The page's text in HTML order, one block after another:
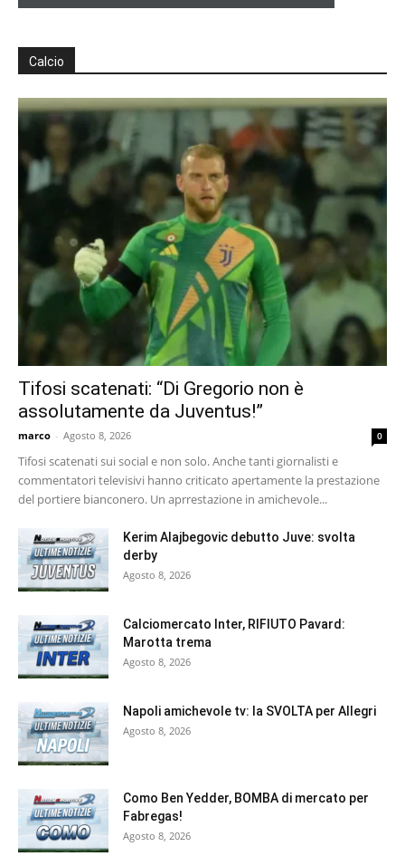
Calcio
Tifosi scatenati: “Di Gregorio non è
assolutamente da Juventus!”
marco - Agosto 8, 2026 0
Tifosi scatenati sui social e non solo. Anche tanti giornalisti e
commentatori televisivi hanno criticato apertamente la prestazione
del portiere bianconero. Un aprrestazione in amichevole...
Kerim Alajbegovic debutto Juve: svolta
derby
Agosto 8, 2026
Calciomercato Inter, RIFIUTO Pavard:
Marotta trema
Agosto 8, 2026
Napoli amichevole tv: la SVOLTA per Allegri
Agosto 8, 2026
Como Ben Yedder, BOMBA di mercato per
Fabregas!
Agosto 8, 2026